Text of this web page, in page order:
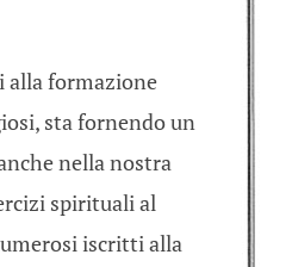
alla formazione
sta fornendo un
nella nostra
spirituali al
iscritti alla